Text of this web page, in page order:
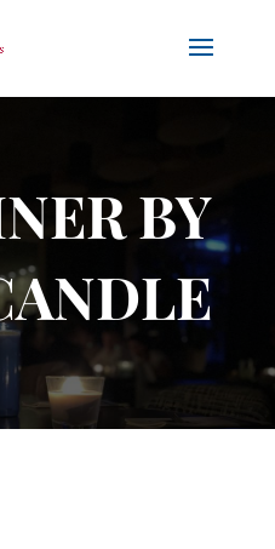
BY